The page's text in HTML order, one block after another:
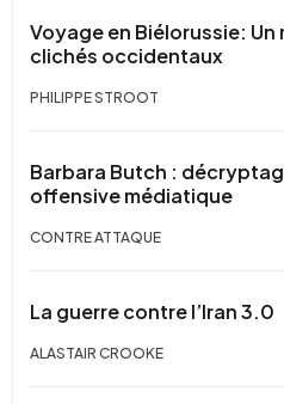
Voyage en Biélorussie:
clichés occidentaux
PHILIPPE STROOT
Barbara Butch :
offensive médiatique
CONTRE ATTAQUE
La guerre contre l’Iran 3.0
ALASTAIR CROOKE